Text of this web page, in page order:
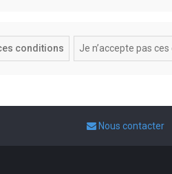
Nous contacter